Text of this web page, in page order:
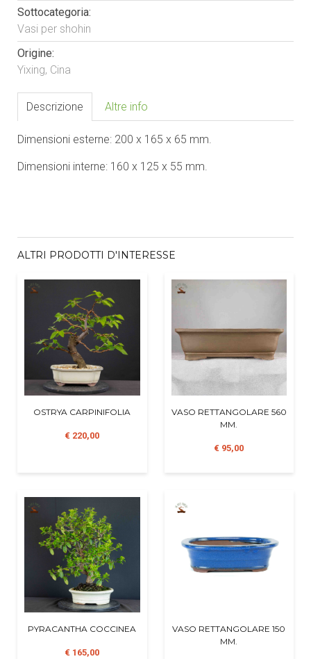
Sottocategoria:
Vasi per shohin
Origine:
Yixing, Cina
Descrizione Altre info
Dimensioni esterne: 200 x 165 x 65 mm.
Dimensioni interne: 160 x 125 x 55 mm.
ALTRI PRODOTTI D'INTERESSE
OSTRYA CARPINIFOLIA
€ 220,00
VASO RETTANGOLARE 560
MM.
€ 95,00
PYRACANTHA COCCINEA
€ 165,00
VASO RETTANGOLARE 150
MM.